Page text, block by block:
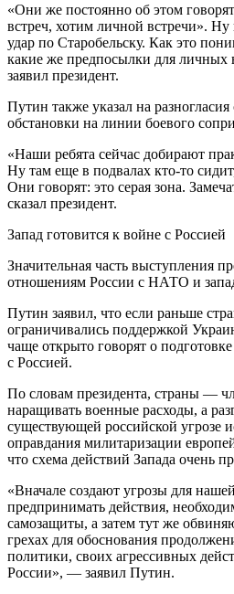
«Они же постоянно об этом
встреч, хотим личной встречи». Ну
удар по Старобельску. Как это
какие же предпосылки для личных
заявил президент.
Путин также указал на
обстановки на линии боевого
«Наши ребята сейчас добирают
Ну там еще в подвалах кто-то
Они говорят: это серая зона.
сказал президент.
Запад готовится к войне с Россией
Значительная часть выступления
отношениям России с НАТО и
Путин заявил, что если раньше
ограничивались поддержкой
чаще открыто говорят о
с Россией.
По словам президента, страны —
наращивать военные расходы, а
существующей российской угрозе
оправдания милитаризации
что схема действий Запада очень
«Вначале создают угрозы для
предпринимать действия,
самозащиты, а затем тут же
грехах для обоснования
политики, своих агрессивных
России», — заявил Путин.